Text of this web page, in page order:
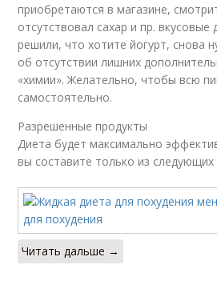
приобретаются в магазине,
отсутствовал сахар и пр. вкусовые
решили, что хотите йогурт, снова
об отсутствии лишних
«химии». Желательно, чтобы всю
самостоятельно.
Разрешенные продукты
Диета будет максимально
вы составите только из следующих
Читать дальше →